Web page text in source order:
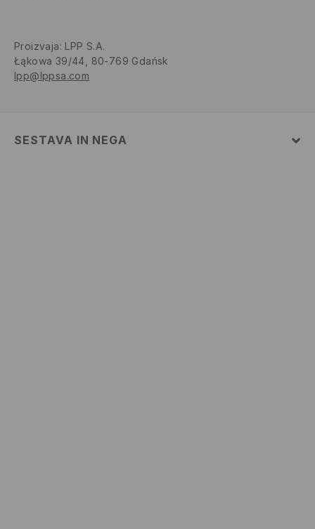
Proizvaja: LPP S.A.
Łąkowa 39/44, 80-769 Gdańsk
lpp@lppsa.com
SESTAVA IN NEGA